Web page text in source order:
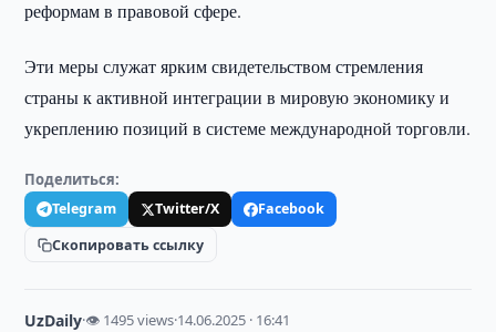
реформам в правовой сфере.
Эти меры служат ярким свидетельством стремления
страны к активной интеграции в мировую экономику и
укреплению позиций в системе международной торговли.
Поделиться:
Telegram Twitter/X
Facebook
Скопировать ссылку
UzDaily·👁 1495 views·14.06.2025 · 16:41